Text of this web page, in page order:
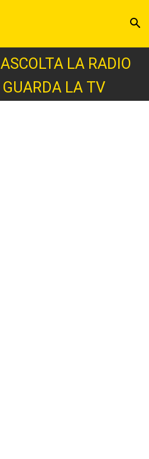
ASCOLTA LA RADIO
GUARDA LA TV